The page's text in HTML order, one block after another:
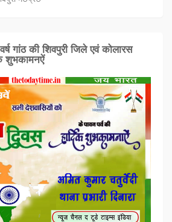
गांठ की शिवपुरी जिले एवं कोलारस
शुभकामनऐं